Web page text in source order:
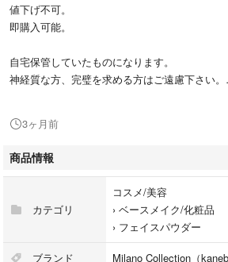
値下げ不可。
即購入可能。
自宅保管していたものになります。
神経質な方、完璧を求める方はご遠慮下さい。
初期傷等細かい事が気になる方は購入をご遠
他の場所も売っているので、突然削除される可
3ヶ月前
商品情報
カテゴリ
コスメ/美容
› ベースメイク/化粧品
› フェイスパウダー
ブランド Milano Collection（